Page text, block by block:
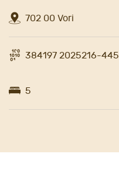
702 00 Vori
384197 2025216-445
5